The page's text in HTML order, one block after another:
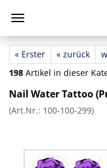
« Erster « zurück
198 Artikel in dieser
Nail Water Tattoo
(Art.Nr.: 100-100-299)